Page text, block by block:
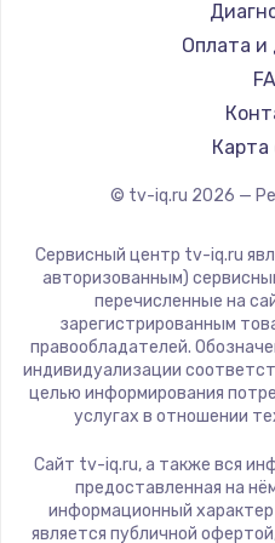
Замена
Ремонт
880
Замена
Оплата и
Карта
© tv-iq.ru 2026 —
Сервисный центр tv-iq.ru
авторизованным)
перечисленные на
зарегистрированным
правообладателей.
индивидуализации
целью информирования
услугах в отношении
Сайт tv-iq.ru, а также вся
предоставленная на
информационный характер
является публичной